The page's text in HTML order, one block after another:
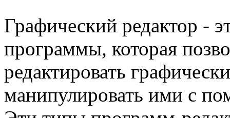
Графический редактор -
программы, которая
редактировать
манипулировать ими с